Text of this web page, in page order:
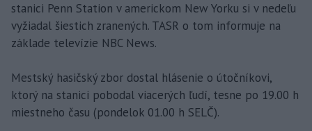
stanici Penn Station v americkom New Yorku si v nedeľu
vyžiadal šiestich zranených. TASR o tom informuje na
základe televízie NBC News.
Mestský hasičský zbor dostal hlásenie o útočníkovi,
ktorý na stanici pobodal viacerých ľudí, tesne po 19.00 h
miestneho času (pondelok 01.00 h SELČ).